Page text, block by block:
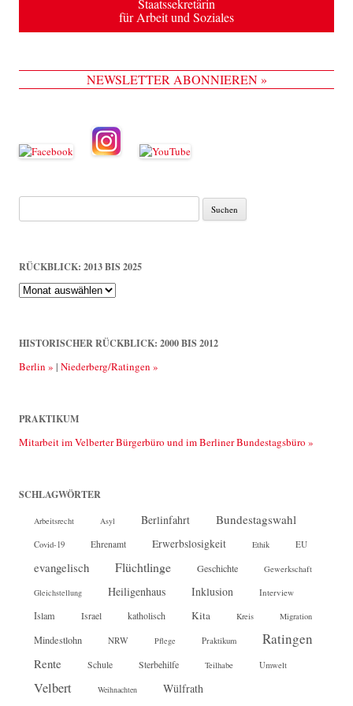
Staatssekretärin
für Arbeit und Soziales
NEWSLETTER ABONNIEREN »
nach:
RÜCKBLICK: 2013 BIS 2025
Rückblick:
2013
HISTORISCHER RÜCKBLICK: 2000 BIS 2012
Berlin » | Niederberg/Ratingen »
PRAKTIKUM
Mitarbeit im Velberter Bürgerbüro und im Berliner Bundestagsbüro »
SCHLAGWÖRTER
Arbeitsrecht Asyl Berlinfahrt Bundestagswahl
Covid-19 Ehrenamt Erwerbslosigkeit Ethik EU
evangelisch Flüchtlinge Geschichte Gewerkschaft
Gleichstellung Heiligenhaus Inklusion Interview
Islam Israel katholisch Kita Kreis Migration
Mindestlohn NRW Pflege Praktikum Ratingen
Rente Schule Sterbehilfe Teilhabe Umwelt
Velbert Weihnachten Wülfrath